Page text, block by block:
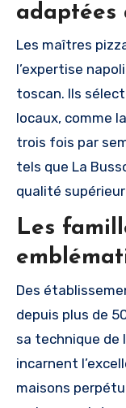
adaptées
Les maîtres
l’expertise
toscan. Ils
locaux, comme
trois fois par
tels que La
qualité
Les
Des
depuis plus de
sa technique de
incarnent
maisons